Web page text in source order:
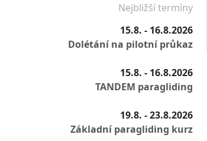
Nejbližší termíny
15.8. - 16.8.2026
Dolétání na pilotní průkaz
15.8. - 16.8.2026
TANDEM paragliding
19.8. - 23.8.2026
Základní paragliding kurz